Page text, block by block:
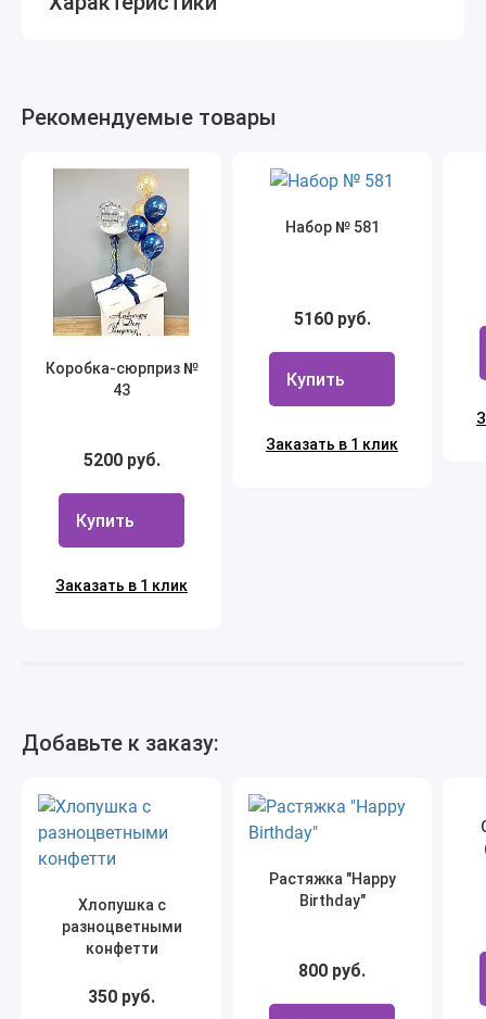
Рекомендуемые товары
Коробка-сюрприз №
43
5200 руб.
Купить
Заказать в 1 клик
Набор № 581
5160 руб.
Купить
Заказать в 1 клик
Добавьте к заказу:
Хлопушка с
разноцветными
конфетти
350 руб.
Растяжка "Happy
Birthday"
800 руб.